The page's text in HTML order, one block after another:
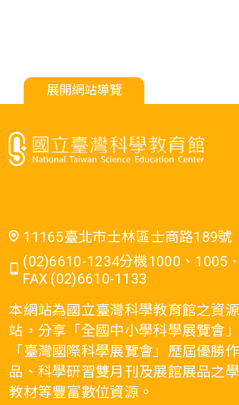
展開網站導覽
11165臺北市士林區士商路189號
(02)6610-1234分機1000、1005．
FAX (02)6610-1133
本網站為國立臺灣科學教育館之資
站，分享「全國中小學科學展覽會
「臺灣國際科學展覽會」歷屆優勝作
品、科學研習雙月刊及展館展品之
教材等豐富數位資源。